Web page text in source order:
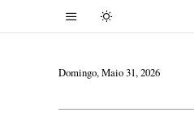
Domingo, Maio 31, 2026